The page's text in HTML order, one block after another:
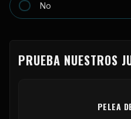
No
PRUEBA NUESTROS
PELEA